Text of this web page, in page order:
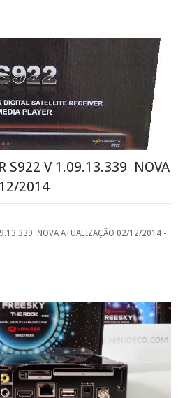
S922 V 1.09.13.339 ­ NOVA
2014
NOVA ATUALIZAÇÃO 02/12/2014